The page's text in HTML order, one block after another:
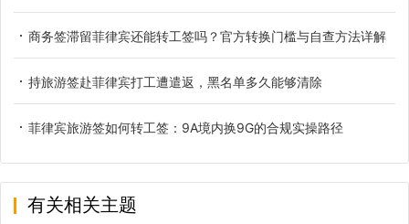
商务签滞留菲律宾还能转工签吗？官方转换门槛与自查方法详解
持旅游签赴菲律宾打工遭遣返，黑名单多久能够清除
菲律宾旅游签如何转工签：9A境内换9G的合规实操路径
有关相关主题